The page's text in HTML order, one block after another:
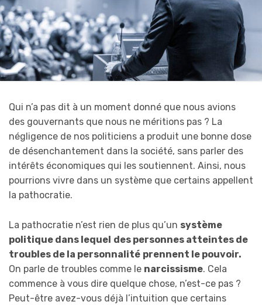
Qui n’a pas dit à un moment donné que nous avions
des gouvernants que nous ne méritions pas ? La
négligence de nos politiciens a produit une bonne dose
de désenchantement dans la société, sans parler des
intérêts économiques qui les soutiennent. Ainsi, nous
pourrions vivre dans un système que certains appellent
la pathocratie.
La pathocratie n’est rien de plus qu’un système
politique dans lequel des personnes atteintes de
troubles de la personnalité prennent le pouvoir.
On parle de troubles comme le narcissisme. Cela
commence à vous dire quelque chose, n’est-ce pas ?
Peut-être avez-vous déjà l’intuition que certains